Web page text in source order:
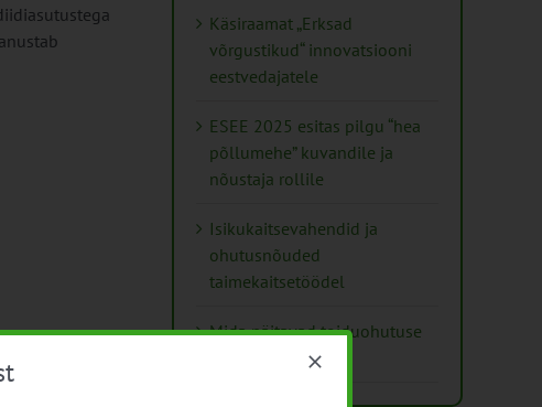
Käsiraamat „Erksad
võrgustikud“ innovatsiooni
eestvedajatele
ESEE 2025 esitas pilgu “hea
põllumehe” kuvandile ja
nõustaja rollile
Isikukaitsevahendid ja
ohutusnõuded
taimekaitsetöödel
Mida näitavad toiduohutuse
seirearuanded